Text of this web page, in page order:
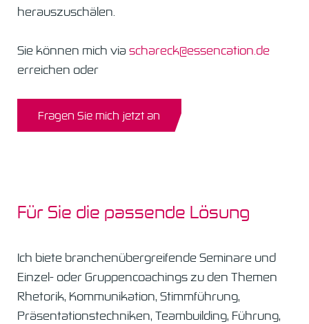
herauszuschälen.
Sie können mich viaschareck@essencation.de
erreichen oder
Fragen Sie mich jetzt an
Für Sie die passende Lösung
Ich biete branchenübergreifende Seminare und
Einzel- oder Gruppencoachings zu den Themen
Rhetorik, Kommunikation, Stimmführung,
Präsentationstechniken, Teambuilding, Führung,